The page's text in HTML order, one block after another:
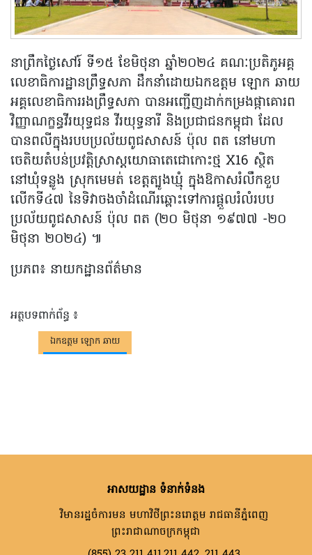
នាព្រឹកថ្ងៃសៅរ៍ ទី១៥ ខែមិថុនា ឆ្នាំ២០២៤ គណៈប្រតិភូអគ្គ
លេខាធិការដ្ឋានព្រឹទ្ធសភា ដឹកនាំដោយឯកឧត្តម ឡោក ឆាយ
អគ្គលេខាធិការរងព្រឹទ្ធសភា បានអញ្ជើញដាក់កម្រងផ្កាគោរព
វិញ្ញាណក្ខន្ធវីរយុទ្ធជន វីរយុទ្ធនារី និងប្រជាជនកម្ពុជា ដែល
បានពលីក្នុងរបបប្រល័យពូជសាសន៍ ប៉ុល ពត នៅមហា
ចេតិយតំបន់ប្រវត្តិសា្រស្តយោធាតេជោកោះថ្ម X16 ស្ថិត
នៅឃុំទន្លូង ស្រុកមេមត់ ខេត្តត្បូងឃ្មុំ ក្នុងឱកាសរំលឹកខួប
លើកទី៤៧ នៃទិវាចងចាំដំណើរឆ្ពោះទៅការផ្តួលរំលំរបប
ប្រល័យពូជសាសន៍ ប៉ុល ពត (២០ មិថុនា ១៩៧៧ -២០
មិថុនា ២០២៤) ៕
ប្រភព៖ នាយកដ្ឋានព័ត៌មាន
អត្ថបទពាក់ព័ន្ធ ៖
ឯកឧត្តម ឡោក ឆាយ
អាសយដ្ឋាន ទំនាក់ទំនង
វិមានរដ្ឋចំការមន មហាវិថីព្រះនរោត្តម រាជធានីភ្នំពេញ
ព្រះរាជាណាចក្រកម្ពុជា